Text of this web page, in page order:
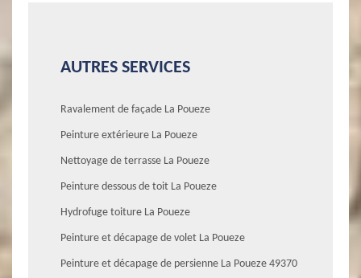
AUTRES SERVICES
Ravalement de façade La Poueze
Peinture extérieure La Poueze
Nettoyage de terrasse La Poueze
Peinture dessous de toit La Poueze
Hydrofuge toiture La Poueze
Peinture et décapage de volet La Poueze
Peinture et décapage de persienne La Poueze 49370